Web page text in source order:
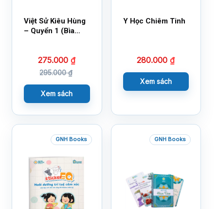
Việt Sử Kiêu Hùng
– Quyển 1 (Bìa
275.000₫
295.000₫
Xem sách
Y Học Chiêm Tinh
280.000₫
Xem sách
GNH Books GNH Books